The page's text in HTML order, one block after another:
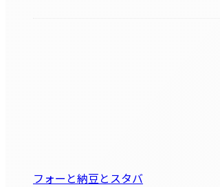
フォーと納豆とスタバ